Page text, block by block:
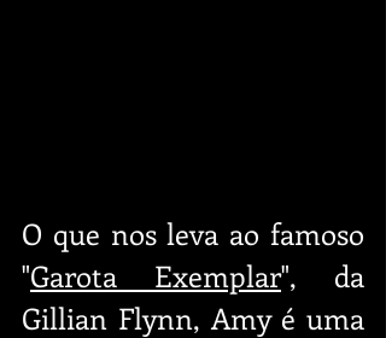
O que nos leva ao famoso
"Garota Exemplar", da
Gillian Flynn, Amy é uma